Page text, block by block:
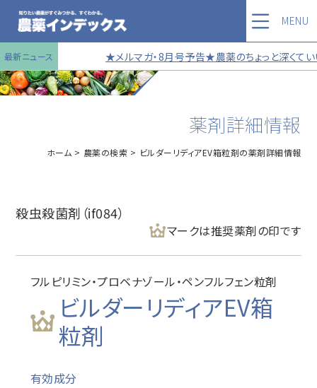
最新ニュース ★メルマガ・8月号予告★農薬のちょっと深く
MENU
薬剤詳細情報
ホーム 農薬の検索 ビルダーリディアEV箱粒剤の薬剤詳細情報
殺虫殺菌剤（if084）
マークは推奨薬剤の印です
フルピリミン・プロベナゾール・ペンフルフェン粒剤
ビルダーリディアEV箱
粒剤
有効成分